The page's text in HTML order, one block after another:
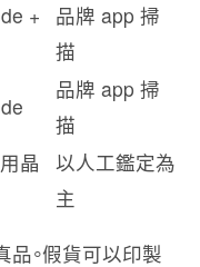
+
品牌 app 掃
描
品牌 app 掃
描
晶
以人工鑑定為
主
品。假貨可以印製